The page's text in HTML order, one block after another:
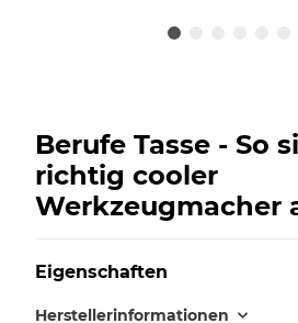
Berufe Tasse - So
richtig cooler
Werkzeugmacher
Eigenschaften
Herstellerinformationen